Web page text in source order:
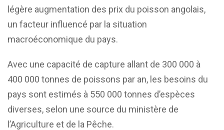
légère augmentation des prix du poisson angolais,
un facteur influencé par la situation
macroéconomique du pays.
Avec une capacité de capture allant de 300 000 à
400 000 tonnes de poissons par an, les besoins du
pays sont estimés à 550 000 tonnes d’espèces
diverses, selon une source du ministère de
l’Agriculture et de la Pêche.